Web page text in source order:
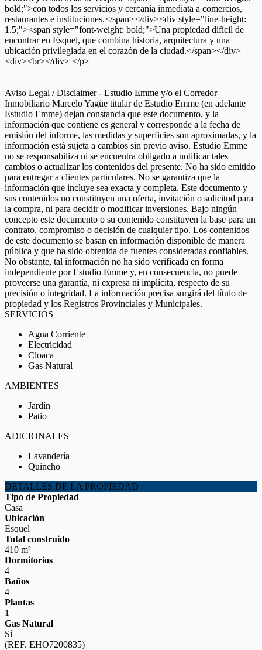
bold;">con todos los servicios y cercanía inmediata a comercios,
restaurantes e instituciones.</span></div><div style="line-height:
1.5;"><span style="font-weight: bold;">Una propiedad difícil de
encontrar en Esquel, que combina historia, arquitectura y una
ubicación privilegiada en el corazón de la ciudad.</span></div>
<div><br></div> </p>
Aviso Legal / Disclaimer - Estudio Emme y/o el Corredor
Inmobiliario Marcelo Yagüe titular de Estudio Emme (en adelante
Estudio Emme) dejan constancia que este documento, y la
información que contiene es general y corresponde a la fecha de
emisión del informe, las medidas y superficies son aproximadas, y la
información está sujeta a cambios sin previo aviso. Estudio Emme
no se responsabiliza ni se encuentra obligado a notificar tales
cambios o actualizar los contenidos del presente. No ha sido emitido
para entregar a clientes particulares. No se garantiza que la
información que incluye sea exacta y completa. Este documento y
sus contenidos no constituyen una oferta, invitación o solicitud para
la compra, ni para decidir o modificar inversiones. Bajo ningún
concepto este documento o su contenido constituyen la base para un
contrato, compromiso o decisión de cualquier tipo. Los contenidos
de este documento se basan en información disponible de manera
pública y que ha sido obtenida de fuentes consideradas confiables.
No obstante, tal información no ha sido verificada en forma
independiente por Estudio Emme y, en consecuencia, no puede
proveerse una garantía, ni expresa ni implícita, respecto de su
precisión o integridad. La información precisa surgirá del título de
propiedad y los Registros Provinciales y Municipales.
SERVICIOS
Agua Corriente
Electricidad
Cloaca
Gas Natural
AMBIENTES
Jardín
Patio
ADICIONALES
Lavandería
Quincho
DETALLES DE LA PROPIEDAD
Tipo de Propiedad
Casa
Ubicación
Esquel
Total construido
410 m²
Dormitorios
4
Baños
4
Plantas
1
Gas Natural
Sí
(REF. EHO7200835)